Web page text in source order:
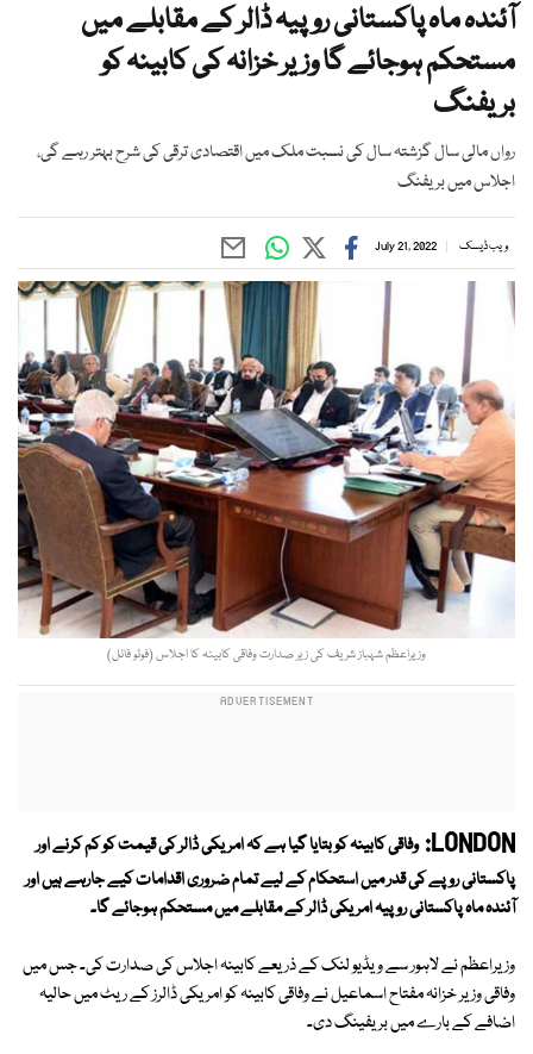
آئندہ ماہ پاکستانی روپیہ ڈالر کے مقابلے میں
مستحکم ہوجائے گا وزیر خزانہ کی کابینہ کو
بریفنگ
رواں مالی سال گزشتہ سال کی نسبت ملک میں اقتصادی ترقی کی شرح بہتر رہے گی،
اجلاس میں بریفنگ
ویب ڈیسک July 21, 2022
وزیراعظم شہباز شریف کی زیر صدارت وفاقی کابینہ کا اجلاس (فوٹو فائل)
LONDON: وفاقی کابینہ کو بتایا گیا ہے کہ امریکی ڈالر کی قیمت کو کم کرنے اور
پاکستانی روپے کی قدر میں استحکام کے لیے تمام ضروری اقدامات کیے جارہے ہیں اور
آئندہ ماہ پاکستانی روپیہ امریکی ڈالر کے مقابلے میں مستحکم ہوجائے گا۔
وزیراعظم نے لاہور سے ویڈیو لنک کے ذریعے کابینہ اجلاس کی صدارت کی۔ جس میں
وفاقی وزیر خزانہ مفتاح اسماعیل نے وفاقی کابینہ کو امریکی ڈالرز کے ریٹ میں حالیہ
اضافے کے بارے میں بریفینگ دی۔